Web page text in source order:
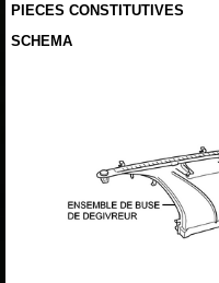
PIECES CONSTITUTIVES
SCHEMA